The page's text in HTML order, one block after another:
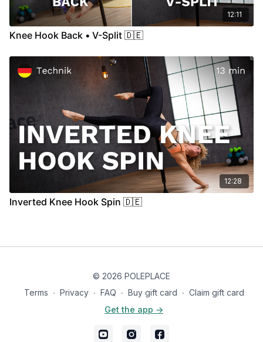
12:11
Knee Hook Back • V-Split 🇩🇪
12:28
Inverted Knee Hook Spin 🇩🇪
© 2026 POLEPLACE
Terms ∙ Privacy ∙ FAQ ∙ Buy gift card ∙ Claim gift card
Get the app ->